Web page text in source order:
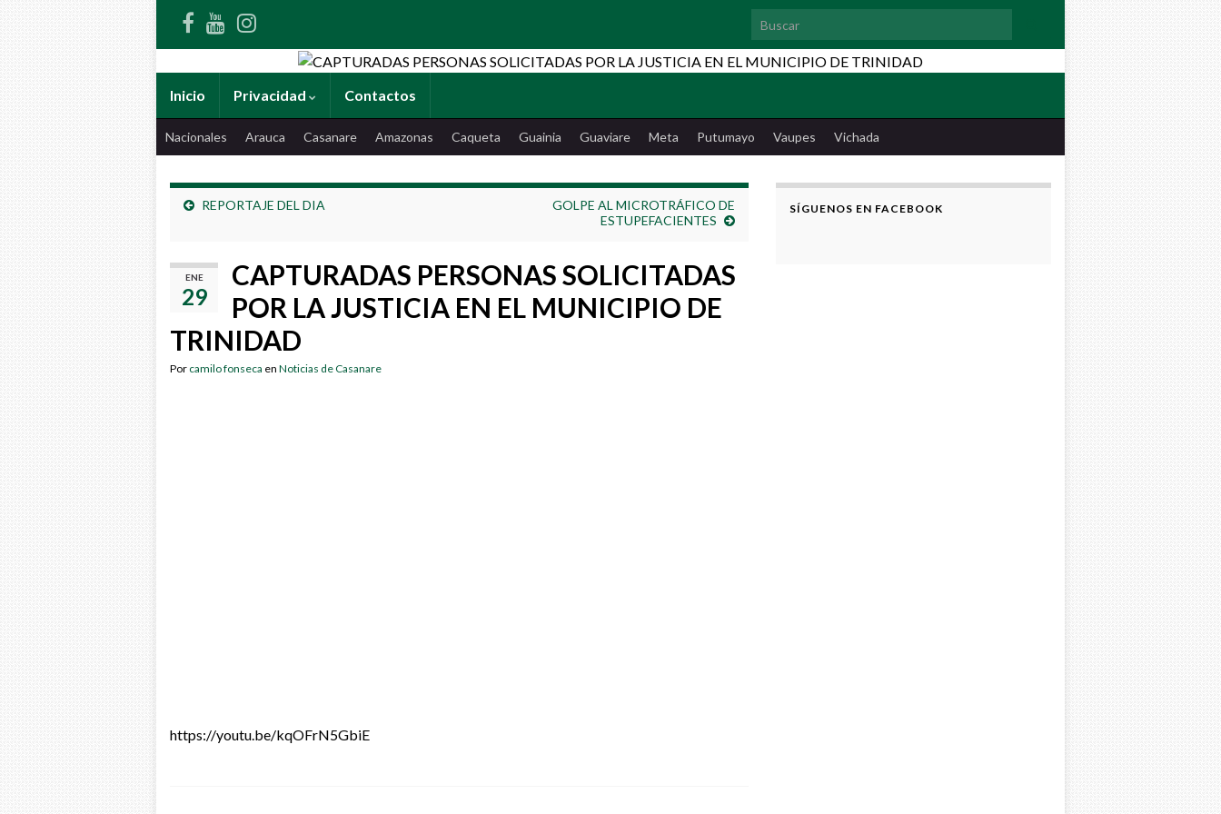
Search for:
Inicio Privacidad Contactos
Nacionales Arauca Casanare Amazonas Caqueta Guainia Guaviare Meta Putumayo Vaupes Vichada
REPORTAJE DEL DIA
GOLPE AL MICROTRÁFICO DE
ESTUPEFACIENTES
ENE
29
CAPTURADAS PERSONAS SOLICITADAS
POR LA JUSTICIA EN EL MUNICIPIO DE
TRINIDAD
Por camilo fonseca en Noticias de Casanare
https://youtu.be/kqOFrN5GbiE
SÍGUENOS EN FACEBOOK